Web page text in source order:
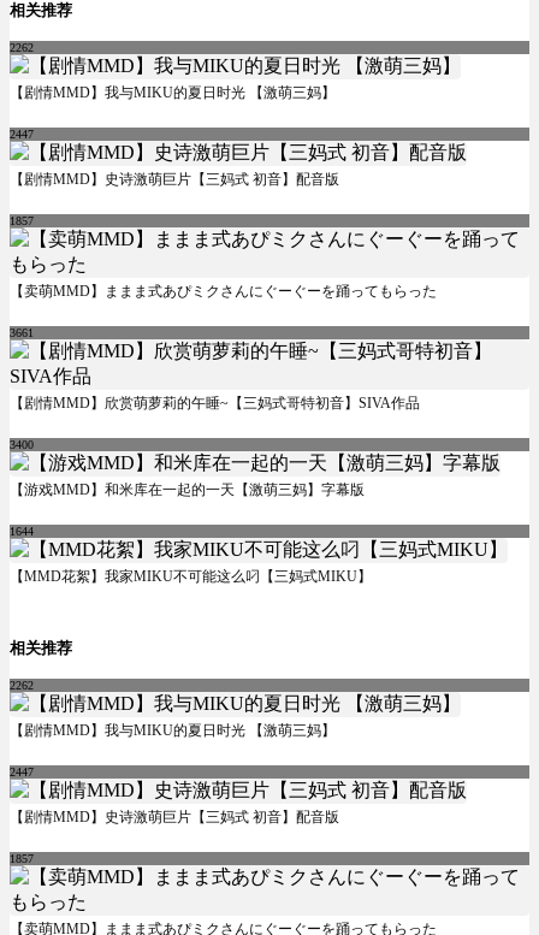
相关推荐
2262
【剧情MMD】我与MIKU的夏日时光 【激萌三妈】
2447
【剧情MMD】史诗激萌巨片【三妈式 初音】配音版
1857
【卖萌MMD】ままま式あぴミクさんにぐーぐーを踊ってもらった
3661
【剧情MMD】欣赏萌萝莉的午睡~【三妈式哥特初音】SIVA作品
3400
【游戏MMD】和米库在一起的一天【激萌三妈】字幕版
1644
【MMD花絮】我家MIKU不可能这么叼【三妈式MIKU】
相关推荐
2262
【剧情MMD】我与MIKU的夏日时光 【激萌三妈】
2447
【剧情MMD】史诗激萌巨片【三妈式 初音】配音版
1857
【卖萌MMD】ままま式あぴミクさんにぐーぐーを踊ってもらった